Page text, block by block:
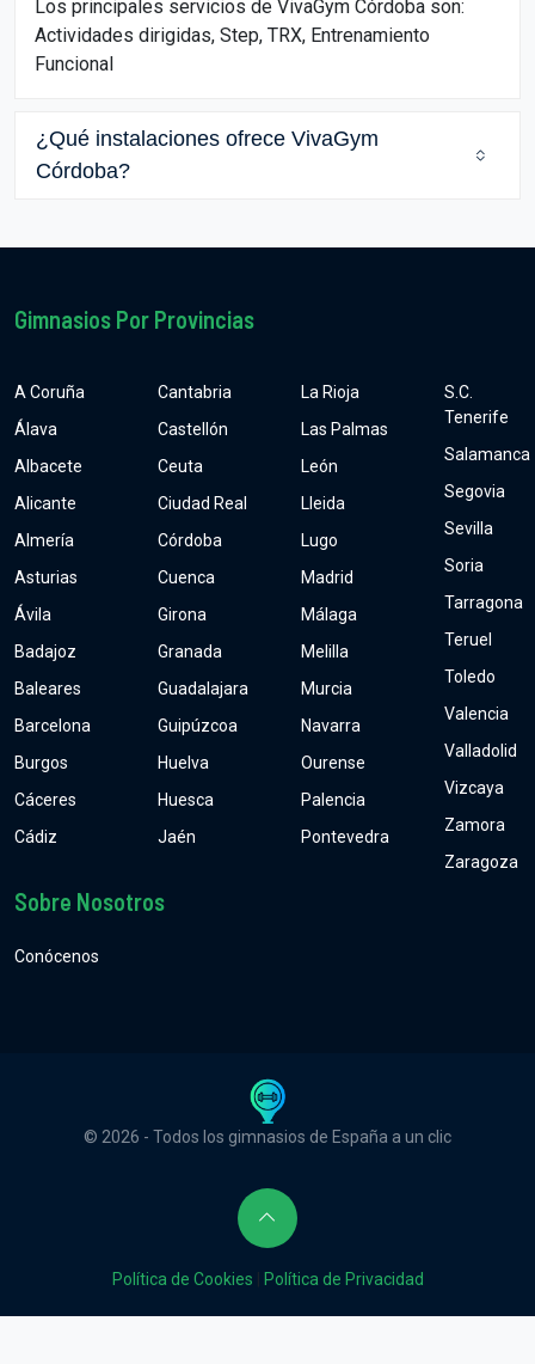
Los principales servicios de VivaGym Córdoba son:
Actividades dirigidas, Step, TRX, Entrenamiento
Funcional
¿Qué instalaciones ofrece VivaGym
Córdoba?
Gimnasios Por Provincias
A Coruña
Álava
Albacete
Alicante
Almería
Asturias
Ávila
Badajoz
Baleares
Barcelona
Burgos
Cáceres
Cádiz
Cantabria
Castellón
Ceuta
Ciudad Real
Córdoba
Cuenca
Girona
Granada
Guadalajara
Guipúzcoa
Huelva
Huesca
Jaén
La Rioja
Las Palmas
León
Lleida
Lugo
Madrid
Málaga
Melilla
Murcia
Navarra
Ourense
Palencia
Pontevedra
S.C.
Tenerife
Salamanca
Segovia
Sevilla
Soria
Tarragona
Teruel
Toledo
Valencia
Valladolid
Vizcaya
Zamora
Zaragoza
Sobre Nosotros
Conócenos
© 2026 - Todos los gimnasios de España a un clic
Política de Cookies Política de Privacidad